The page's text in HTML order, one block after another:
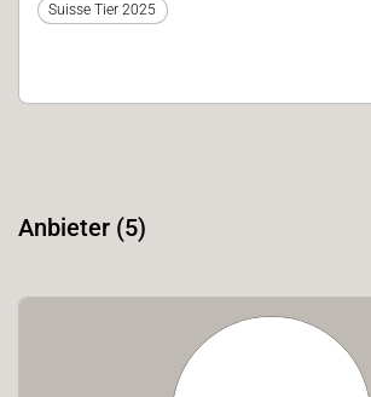
Suisse Tier 2025
Anbieter (5)